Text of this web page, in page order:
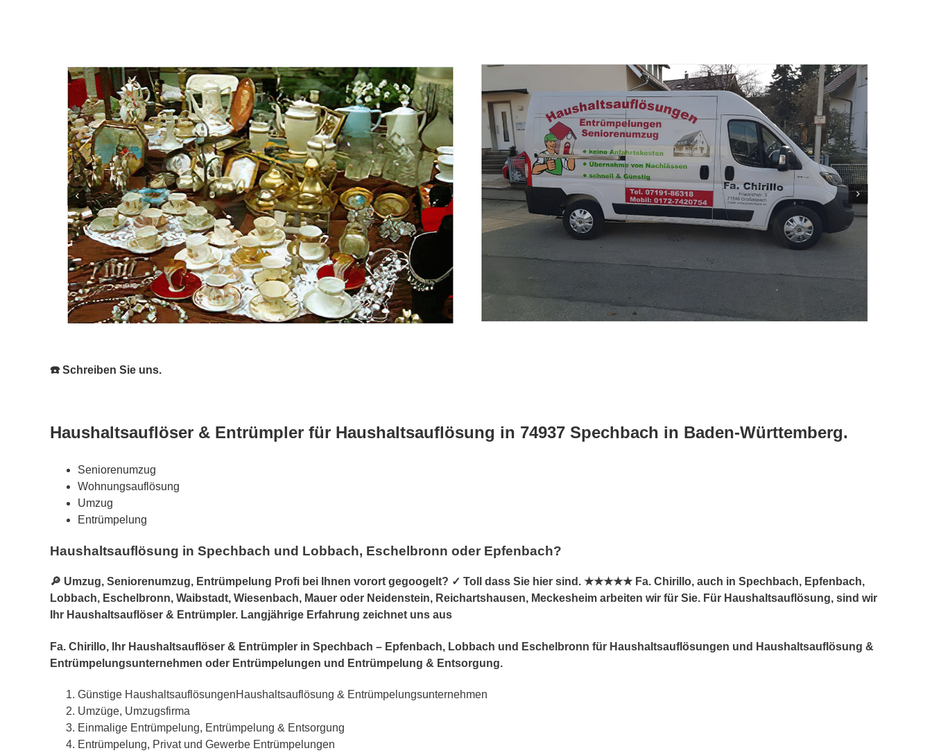
☎️ Schreiben Sie uns.
Haushaltsauflöser & Entrümpler für Haushaltsauflösung in 74937 Spechbach in Baden-Württemberg.
Seniorenumzug
Wohnungsauflösung
Umzug
Entrümpelung
Haushaltsauflösung in Spechbach und Lobbach, Eschelbronn oder Epfenbach?
🔎 Umzug, Seniorenumzug, Entrümpelung Profi bei Ihnen vorort gegoogelt? ✓ Toll dass Sie hier sind. ★★★★★ Fa. Chirillo, auch in Spechbach, Epfenbach,
Lobbach, Eschelbronn, Waibstadt, Wiesenbach, Mauer oder Neidenstein, Reichartshausen, Meckesheim arbeiten wir für Sie. Für Haushaltsauflösung, sind wir
Ihr Haushaltsauflöser & Entrümpler. Langjährige Erfahrung zeichnet uns aus
Fa. Chirillo, Ihr Haushaltsauflöser & Entrümpler in Spechbach – Epfenbach, Lobbach und Eschelbronn für Haushaltsauflösungen und Haushaltsauflösung &
Entrümpelungsunternehmen oder Entrümpelungen und Entrümpelung & Entsorgung.
Günstige HaushaltsauflösungenHaushaltsauflösung & Entrümpelungsunternehmen
Umzüge, Umzugsfirma
Einmalige Entrümpelung, Entrümpelung & Entsorgung
Entrümpelung, Privat und Gewerbe Entrümpelungen